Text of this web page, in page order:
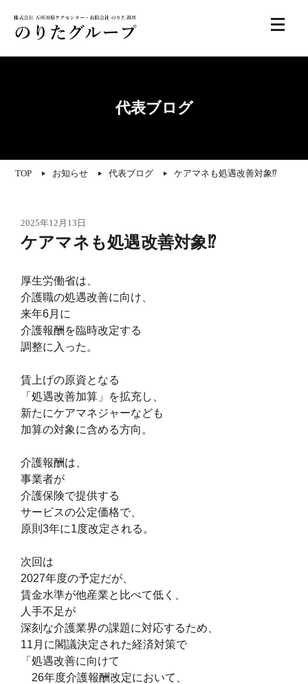
代表ブログ
TOP お知らせ 代表ブログ ケアマネも処遇改善対象⁉️
2025年12月13日
ケアマネも処遇改善対象⁉️
厚生労働省は、
介護職の処遇改善に向け、
来年6月に
介護報酬を臨時改定する
調整に入った。
賃上げの原資となる
「処遇改善加算」を拡充し、
新たにケアマネジャーなども
加算の対象に含める方向。
介護報酬は、
事業者が
介護保険で提供する
サービスの公定価格で、
原則3年に1度改定される。
次回は
2027年度の予定だが、
賃金水準が他産業と比べて低く、
人手不足が
深刻な介護業界の課題に対応するため、
11月に閣議決定された経済対策で
「処遇改善に向けて
26年度介護報酬改定において、